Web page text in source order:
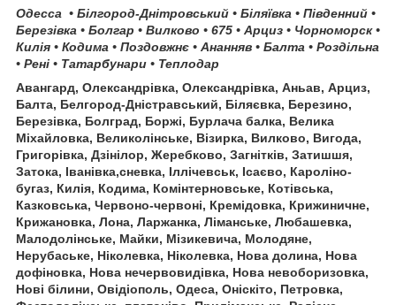
Одесса • Білгород-Днітровський • Біляївка • Південний •
Березівка • Болгар • Вилково • 675 • Арциз • Чорноморск •
Килія • Кодима • Поздовжнє • Ананняв • Балта • Роздільна
• Рені • Татарбунари • Теплодар
Авангард, Олександрівка, Олександрівка, Аньав, Арциз,
Балта, Белгород-Дністравський, Біляєвка, Березино,
Березівка, Болград, Боржі, Бурлача балка, Велика
Міхайловка, Великолінське, Візирка, Вилково, Вигода,
Григорівка, Дзінілор, Жеребково, Загнітків, Затишшя,
Затока, Іванівка,сневка, Іллічевськ, Ісаєво, Кароліно-
бугаз, Килія, Кодима, Комінтерновське, Котівська,
Казковська, Червоно-червоні, Кремідовка, Крижиничне,
Крижановка, Лона, Ларжанка, Ліманське, Любашевка,
Малодолінське, Майки, Мізикевича, Молодяне,
Нерубаське, Ніколевка, Ніколевка, Нова долина, Нова
дофіновка, Нова нечервовидівка, Нова невоборизовка,
Нові білини, Овідіополь, Одеса, Оніскіто, Петровка,